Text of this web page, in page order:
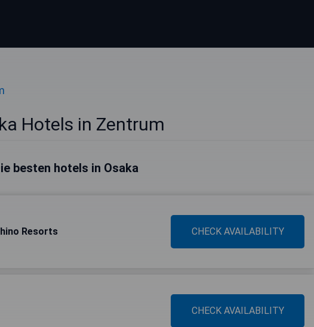
Hotels in Zentrum
besten hotels in Osaka
Resorts CHECK AVAILABILITY
CHECK AVAILABILITY